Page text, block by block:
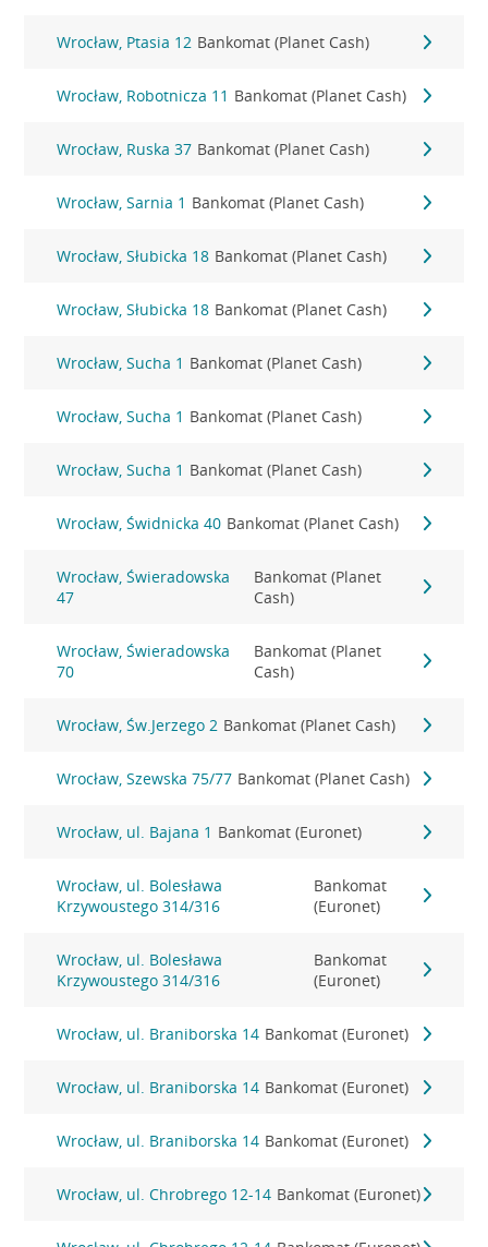
Wrocław, Ptasia 12 Bankomat (Planet Cash)
Wrocław, Robotnicza 11 Bankomat (Planet Cash)
Wrocław, Ruska 37 Bankomat (Planet Cash)
Wrocław, Sarnia 1 Bankomat (Planet Cash)
Wrocław, Słubicka 18 Bankomat (Planet Cash)
Wrocław, Słubicka 18 Bankomat (Planet Cash)
Wrocław, Sucha 1 Bankomat (Planet Cash)
Wrocław, Sucha 1 Bankomat (Planet Cash)
Wrocław, Sucha 1 Bankomat (Planet Cash)
Wrocław, Świdnicka 40 Bankomat (Planet Cash)
Wrocław, Świeradowska
47
Bankomat (Planet
Cash)
Wrocław, Świeradowska
70
Bankomat (Planet
Cash)
Wrocław, Św.Jerzego 2 Bankomat (Planet Cash)
Wrocław, Szewska 75/77 Bankomat (Planet Cash)
Wrocław, ul. Bajana 1 Bankomat (Euronet)
Wrocław, ul. Bolesława
Krzywoustego 314/316
Bankomat
(Euronet)
Wrocław, ul. Bolesława
Krzywoustego 314/316
Bankomat
(Euronet)
Wrocław, ul. Braniborska 14 Bankomat (Euronet)
Wrocław, ul. Braniborska 14 Bankomat (Euronet)
Wrocław, ul. Braniborska 14 Bankomat (Euronet)
Wrocław, ul. Chrobrego 12-14 Bankomat (Euronet)